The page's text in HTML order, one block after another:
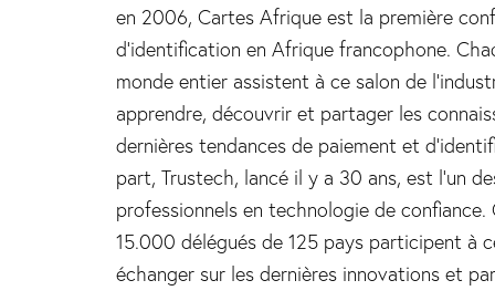
en 2006, Cartes Afrique est la première
d’identification en Afrique francophone.
monde entier assistent à ce salon de
apprendre, découvrir et partager les
dernières tendances de paiement et
part, Trustech, lancé il y a 30 ans, est l’un
professionnels en technologie de confiance.
15.000 délégués de 125 pays participent à
échanger sur les dernières innovations et